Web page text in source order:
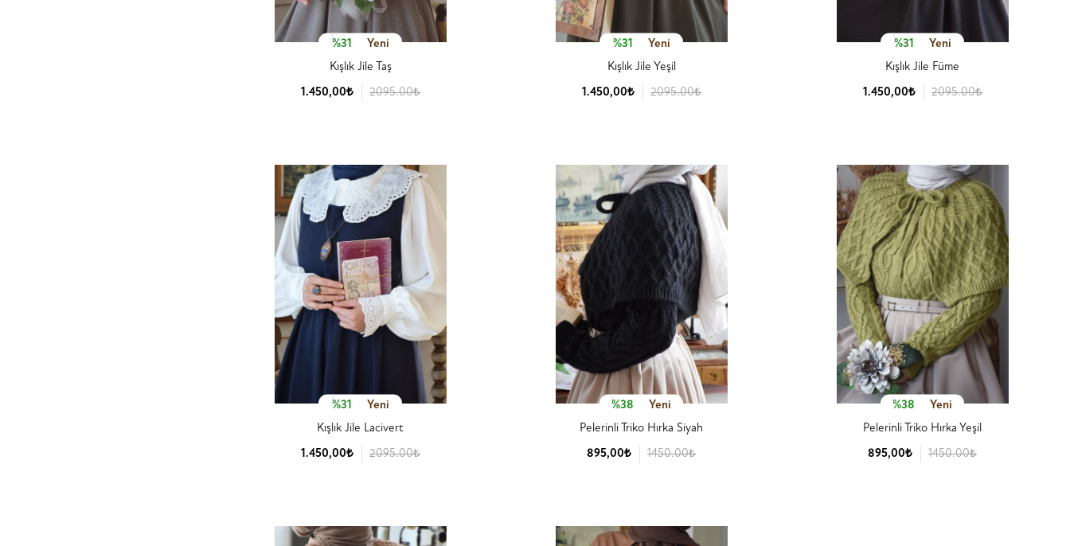
%31
Yeni
Kışlık Jile Taş
1.450,00₺
2095.00₺
%31
Yeni
Kışlık Jile Yeşil
1.450,00₺
2095.00₺
%31
Yeni
Kışlık Jile Füme
1.450,00₺
2095.00₺
%31
Yeni
Kışlık Jile Lacivert
1.450,00₺
2095.00₺
%38
Yeni
Pelerinli Triko Hırka Siyah
895,00₺
1450.00₺
%38
Yeni
Pelerinli Triko Hırka Yeşil
895,00₺
1450.00₺